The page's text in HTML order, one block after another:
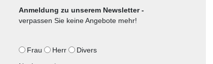
Anmeldung zu unserem Newsletter -
verpassen Sie keine Angebote mehr!
Frau Herr
Divers